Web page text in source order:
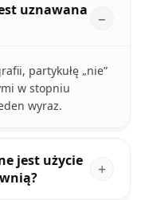
uznawana
partykułę „nie”
w stopniu
wyraz.
jest użycie